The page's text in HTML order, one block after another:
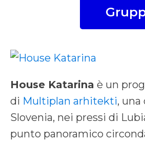
House Katarina è un
di Multiplan arhitekti, una
Slovenia, nei pressi di
punto panoramico